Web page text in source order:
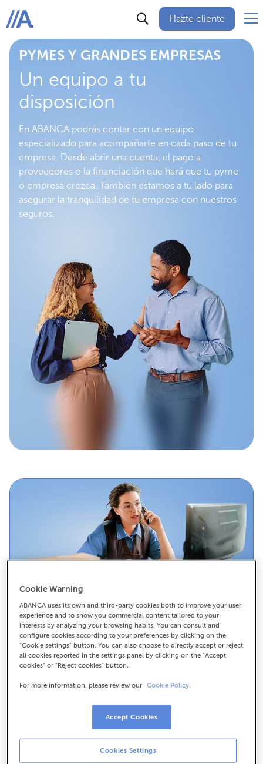
ABANCA
Hazte cliente
PYMES Y GRANDES EMPRESAS
Un equipo a tu
disposición
En ABANCA podrás contar con un equipo
especializado para acompañarte en cada paso de tu
empresa. Desde abrir una cuenta, el pago a
proveedores o la financiación que hará que tu pyme
o empresa crezca. También estamos a tu lado para
asegurar la tranquilidad de tu empresa con nuestros
seguros.
Confirming
Una buena herramienta para negociar plazos,
importes o descuentos con tus proveedores. Nos
ocupamos de los pagos a cualquier país, y en
cualquier divisa.
Más información
Solicitalo ya
Cookie Warning
ABANCA uses its own and third-party cookies both to improve your user
experience and to show you commercial content tailored to your
interests by analyzing your browsing habits. You can consult and
configure cookies according to your preferences by clicking on the
"Cookie settings" button. You can also choose to directly accept or reject
all cookies reported in the settings panel by clicking on the "Accept
cookies" or "Reject cookies" button.
For more information, please review our Cookie Policy.
Cookies Settings
Accept Cookies